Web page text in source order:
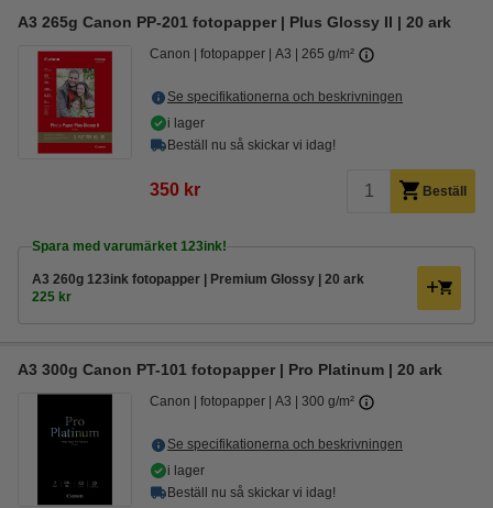
A3 265g Canon PP-201 fotopapper | Plus Glossy II | 20 ark
Canon fotopapper A3 265 g/m²
Se specifikationerna och beskrivningen
i lager
Beställ nu så skickar vi idag!
350 kr Beställ
Spara med varumärket 123ink!
A3 260g 123ink fotopapper | Premium Glossy | 20 ark
225 kr
A3 300g Canon PT-101 fotopapper | Pro Platinum | 20 ark
Canon fotopapper A3 300 g/m²
Se specifikationerna och beskrivningen
i lager
Beställ nu så skickar vi idag!